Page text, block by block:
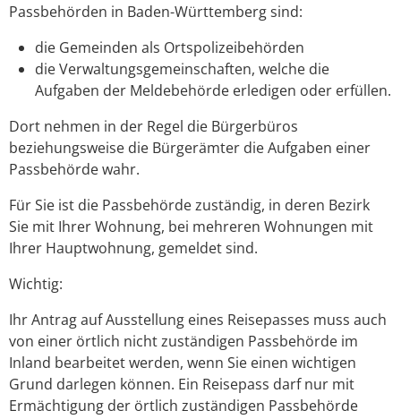
Passbehörden in Baden-Württemberg sind:
die Gemeinden als Ortspolizeibehörden
die Verwaltungsgemeinschaften, welche die
Aufgaben der Meldebehörde erledigen oder erfüllen.
Dort nehmen in der Regel die Bürgerbüros
beziehungsweise die Bürgerämter die Aufgaben einer
Passbehörde wahr.
Für Sie ist die Passbehörde zuständig, in deren Bezirk
Sie mit Ihrer Wohnung, bei mehreren Wohnungen mit
Ihrer Hauptwohnung, gemeldet sind.
Wichtig:
Ihr Antrag auf Ausstellung eines Reisepasses muss auch
von einer örtlich nicht zuständigen Passbehörde im
Inland bearbeitet werden, wenn Sie einen wichtigen
Grund darlegen können. Ein Reisepass darf nur mit
Ermächtigung der örtlich zuständigen Passbehörde